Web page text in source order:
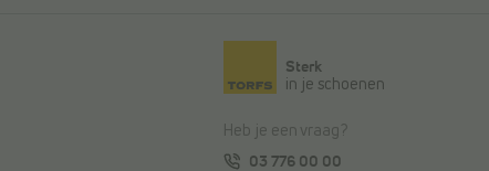
Sterk
in je schoenen
Heb je een vraag?
03 776 00 00